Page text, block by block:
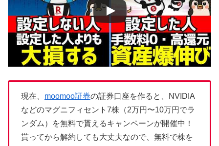
現在、 moomoo証券の証券口座を作ると、NVIDIA
などのマグニフィセント7株（2万円〜10万円でラ
ンダム）を無料で貰えるキャンペーンが開催中！
貰ってから解約しても大丈夫なので、無料で株を